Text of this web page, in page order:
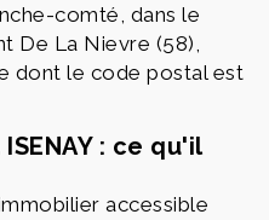
comté, dans le
De La Nievre (58),
dont le code postal est
: ce qu'il
accessible